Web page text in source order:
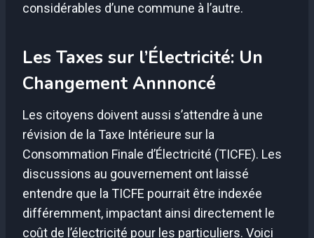
considérables d’une commune à l’autre.
Les Taxes sur l’Électricité: Un
Changement Annnoncé
Les citoyens doivent aussi s’attendre à une
révision de la Taxe Intérieure sur la
Consommation Finale d’Électricité (TICFE). Les
discussions au gouvernement ont laissé
entendre que la TICFE pourrait être indexée
différemment, impactant ainsi directement le
coût de l’électricité pour les particuliers. Voici